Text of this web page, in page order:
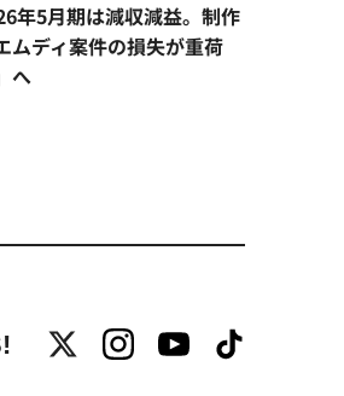
年5月期は減収減益。制作
ムディ案件の損失が重荷
へ